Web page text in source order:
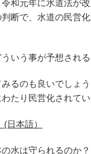
和元年に水道法が
断で、水道の民営
いう事が予想される
るのも良いでしょ
たり民営化されてい
日本語）
水は守られるのか？